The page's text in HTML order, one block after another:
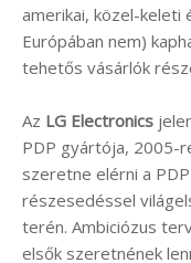
amerikai, közel-keleti
Európában nem)
tehetős vásárlók
Az LG Electronics
PDP gyártója, 2005-
szeretne elérni a
részesedéssel
terén. Ambiciózus
elsők szeretnének